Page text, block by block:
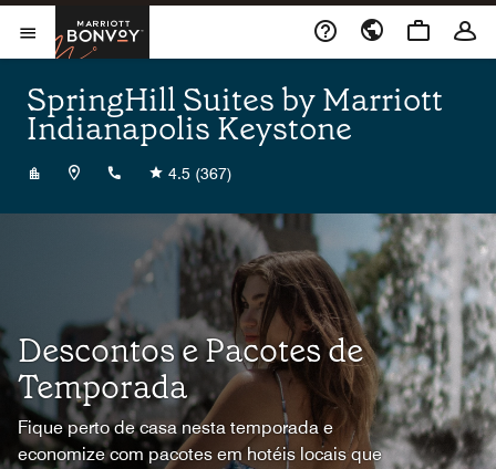
Skip to Content
Abrir menu
Marriott Bonvoy
SpringHill Suites by Marriott
Indianapolis Keystone
+14632232040
4.5 (367)
Descontos e Pacotes de
Temporada
Fique perto de casa nesta temporada e
economize com pacotes em hotéis locais que